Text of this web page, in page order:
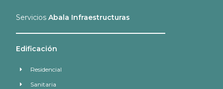
Servicios Abala Infraestructuras
Edificación
Residencial
Sanitaria